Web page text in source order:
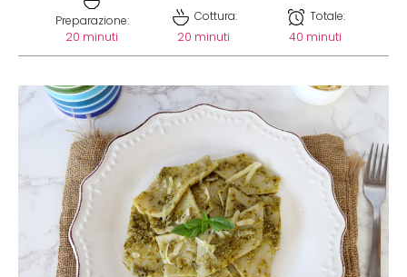
Preparazione:
20 minuti
Cottura:
20 minuti
Totale:
40 minuti